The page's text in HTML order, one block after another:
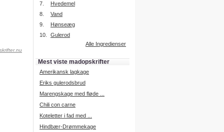
Intelligent søgning
Få foreslået opskrifter.
Prøv vores nye "Foreslå
Læs mere her.
Vi har nu oprettet et mad forum,
hvor i kan dele jeres erfaringer.
7.
Hvedemel
8.
Vand
9.
Hønseæg
10.
Gulerod
Alle Ingredienser
Mest viste madopskrifter
Amerikansk lagkage
Eriks gulerodsbrud
Marengskage med fløde ...
Chili con carne
Koteletter i fad med ...
Hindbær-Drømmekage